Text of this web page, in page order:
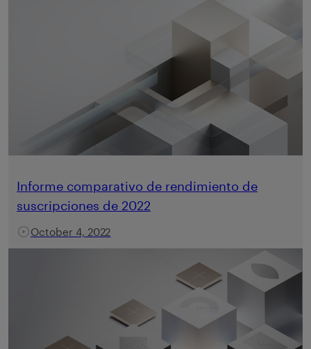
Informe comparativo de rendimiento de
suscripciones de 2022
October 4, 2022